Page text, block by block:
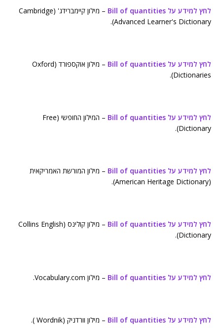
לחץ למידע על Bill of quantities
– מילון קיימברידג' (Cambridge
Advanced Learner's Dictionary).
לחץ למידע על Bill of quantities
– מילון אוקספורד (Oxford
Dictionaries).
לחץ למידע על Bill of quantities
– המילון החופשי (Free
Dictionary).
לחץ למידע על Bill of quantities
– מילון המורשת האמריקאית
(American Heritage Dictionary).
לחץ למידע על Bill of quantities
– מילון קולינס (Collins English
Dictionary).
לחץ למידע על Bill of quantities – מילון Vocabulary.com.
לחץ למידע על Bill of quantities – מילון וורדניק (Wordnik ).